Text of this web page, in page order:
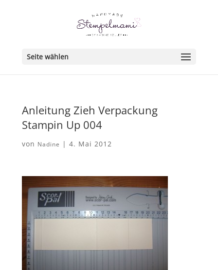
Seite wählen
Anleitung Zieh Verpackung
Stampin Up 004
von Nadine | 4. Mai 2012